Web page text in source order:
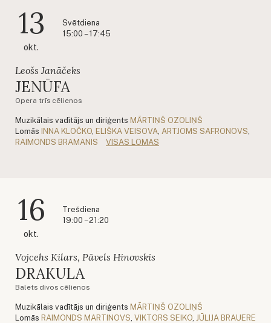
13
okt.
Svētdiena
15:00 – 17:45
Leošs Janāčeks
JENŪFA
Opera trīs cēlienos
Muzikālais vadītājs un diriģents MĀRTIŅŠ OZOLIŅŠ
Lomās INNA KLOČKO ELIŠKA VEISOVA ARTJOMS SAFRONOVS
RAIMONDS BRAMANIS
VISAS LOMAS
16
okt.
Trešdiena
19:00 – 21:20
Vojcehs Kilars, Pāvels Hinovskis
DRAKULA
Balets divos cēlienos
Muzikālais vadītājs un diriģents MĀRTIŅŠ OZOLIŅŠ
Lomās RAIMONDS MARTINOVS VIKTORS SEIKO JŪLIJA BRAUERE